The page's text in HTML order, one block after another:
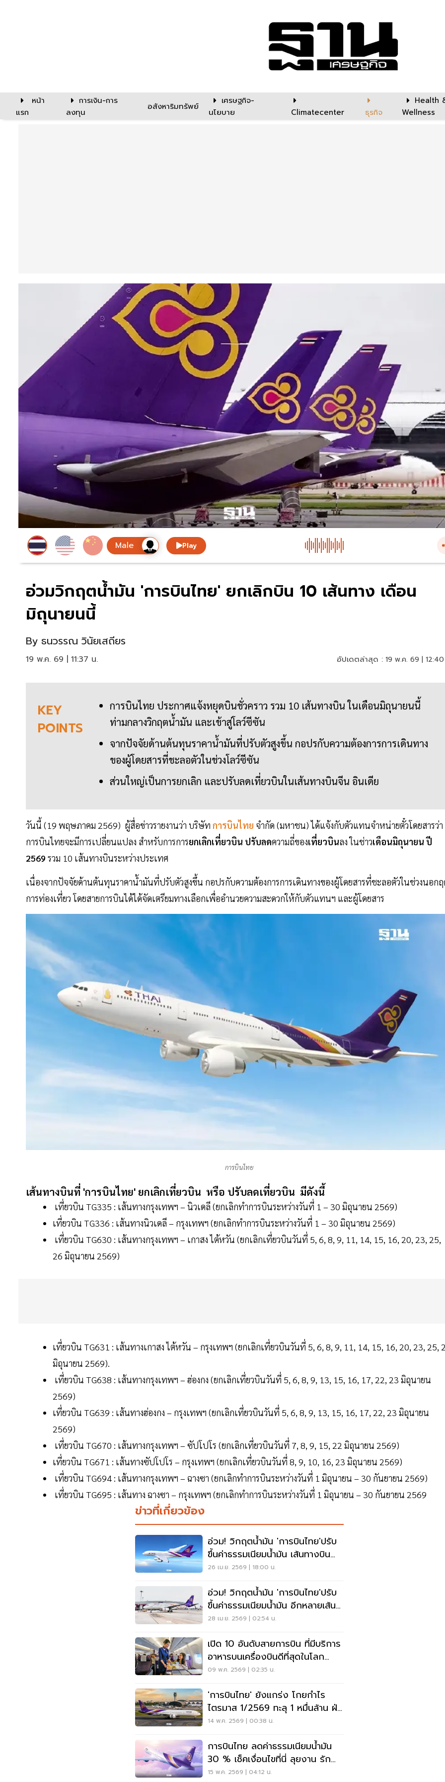
หน้า
แรก
การเงิน-การ
ลงทุน
อสังหาริมทรัพย์
เศรษฐกิจ-
นโยบาย
Climatecenter ธุรกิจ
Health
Wellness
Play
อ่วมวิกฤตน้ำมัน 'การบินไทย' ยกเลิกบิน 10 เส้นทาง เดือน
มิถุนายนนี้
By ธนวรรณ วินัยเสถียร
19 พ.ค. 69 | 11:37 น. อัปเดตล่าสุด : 19 พ.ค. 69 |
KEY
POINTS
การบินไทย ประกาศแจ้งหยุดบินชั่วคราว รวม 10 เส้นทางบิน ในเดือนมิถุนายนนี้
ท่ามกลางวิกฤตน้ำมัน และเข้าสู่โลว์ซีซัน
จากปัจจัยด้านต้นทุนราคาน้ำมันที่ปรับตัวสูงขึ้น กอปรกับความต้องการการเดินทาง
ของผู้โดยสารที่ชะลอตัวในช่วงโลว์ซีซัน
ส่วนใหญ่เป็นการยกเลิก และปรับลดเที่ยวบินในเส้นทางบินจีน อินเดีย
วันนี้ (19 พฤษภาคม 2569) ผู้สื่อข่าวรายงานว่า บริษัท การบินไทย จำกัด (มหาชน) ได้แจ้งกับตัวแทนจำหน่ายตั๋วโดยสารว่า
การบินไทยจะมีการเปลี่ยนแปลง สำหรับการการยกเลิกเที่ยวบิน ปรับลดความถี่ของเที่ยวบินลง ในช่าวเดือนมิถุนายน ปี
2569 รวม 10 เส้นทางบินระหว่างประเทศ
เนื่องจากปัจจัยด้านต้นทุนราคาน้ำมันที่ปรับตัวสูงขึ้น กอปรกับความต้องการการเดินทางของผู้โดยสารที่ชะลอตัวในช่วงนอก
การท่องเที่ยว โดยสายการบินได้ได้จัดเตรียมทางเลือกเพื่ออำนวยความสะดวกให้กับตัวแทนฯ และผู้โดยสาร
การบินไทย
เส้นทางบินที่ 'การบินไทย' ยกเลิกเที่ยวบิน หรือ ปรับลดเที่ยวบิน มีดังนี้
เที่ยวบิน TG335 : เส้นทางกรุงเทพฯ – นิวเดลี (ยกเลิกทำการบินระหว่างวันที่ 1 – 30 มิถุนายน 2569)
เที่ยวบิน TG336 : เส้นทางนิวเดลี – กรุงเทพฯ (ยกเลิกทำการบินระหว่างวันที่ 1 – 30 มิถุนายน 2569)
เที่ยวบิน TG630 : เส้นทางกรุงเทพฯ – เกาสง ไต้หวัน (ยกเลิกเที่ยวบินวันที่ 5, 6, 8, 9, 11, 14, 15, 16, 20, 23, 25,
26 มิถุนายน 2569)
เที่ยวบิน TG631 : เส้นทางเกาสง ไต้หวัน – กรุงเทพฯ (ยกเลิกเที่ยวบินวันที่ 5, 6, 8, 9, 11, 14, 15, 16, 20, 23, 25,
มิถุนายน 2569).
เที่ยวบิน TG638 : เส้นทางกรุงเทพฯ – ฮ่องกง (ยกเลิกเที่ยวบินวันที่ 5, 6, 8, 9, 13, 15, 16, 17, 22, 23 มิถุนายน
2569)
เที่ยวบิน TG639 : เส้นทางฮ่องกง – กรุงเทพฯ (ยกเลิกเที่ยวบินวันที่ 5, 6, 8, 9, 13, 15, 16, 17, 22, 23 มิถุนายน
2569)
เที่ยวบิน TG670 : เส้นทางกรุงเทพฯ – ซัปโปโร (ยกเลิกเที่ยวบินวันที่ 7, 8, 9, 15, 22 มิถุนายน 2569)
เที่ยวบิน TG671 : เส้นทางซัปโปโร – กรุงเทพฯ (ยกเลิกเที่ยวบินวันที่ 8, 9, 10, 16, 23 มิถุนายน 2569)
เที่ยวบิน TG694 : เส้นทางกรุงเทพฯ – ฉางซา (ยกเลิกทำการบินระหว่างวันที่ 1 มิถุนายน – 30 กันยายน 2569)
เที่ยวบิน TG695 : เส้นทาง ฉางซา – กรุงเทพฯ (ยกเลิกทำการบินระหว่างวันที่ 1 มิถุนายน – 30 กันยายน 2569
ข่าวที่เกี่ยวข้อง
อ่วม! วิกฤตน้ำมัน 'การบินไทย'ปรับ
ขึ้นค่าธรรมเนียมน้ำมัน เส้นทางบิน
ญี่ปุ่น 1 พ.ค.นี้
26 เม.ย. 2569 | 18:00 น.
อ่วม! วิกฤตน้ำมัน 'การบินไทย'ปรับ
ขึ้นค่าธรรมเนียมน้ำมัน อีกหลายเส้น
ทางบิน 1 พ.ค.นี้
28 เม.ย. 2569 | 02:54 น.
เปิด 10 อันดับสายการบิน ที่มีบริการ
อาหารบนเครื่องบินดีที่สุดในโลก
2026
09 พ.ค. 2569 | 02:35 น.
'การบินไทย' ยังแกร่ง โกยกำไร
ไตรมาส 1/2569 ทะลุ 1 หมื่นล้าน ฝ่า
วิกฤตตะวันออกกลาง
14 พ.ค. 2569 | 00:38 น.
การบินไทย ลดค่าธรรมเนียมน้ำมัน
30 % เช็คเงื่อนไขที่นี่ ลุยงาน รัก
คุณเท่าฟ้า 2569
15 พ.ค. 2569 | 04:12 น.